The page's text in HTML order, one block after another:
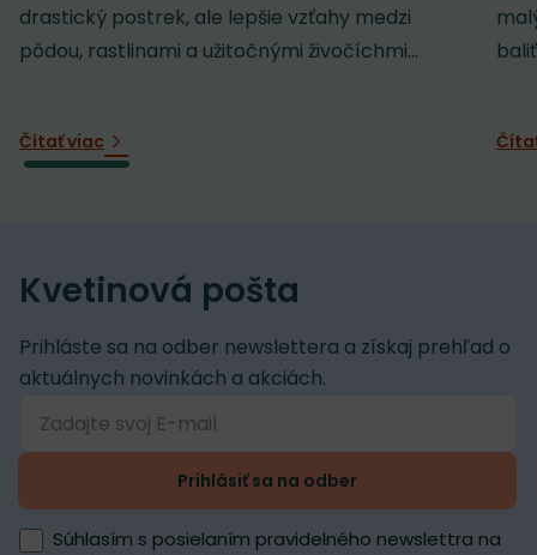
drastický postrek, ale lepšie vzťahy medzi
pôdou, rastlinami a užitočnými živočíchmi...
Čítať viac
Kvetinová pošta
Prihláste sa na odber newslettera a získaj prehľad o
aktuálnych novinkách a akciách.
Prihlásiť sa na odber
Súhlasím s posielaním pravidelného newslettra na